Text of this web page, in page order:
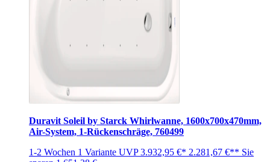
Duravit Soleil by Starck Whirlwanne, 1600x700x470mm,
Air-System, 1-Rückenschräge, 760499
1-2 Wochen 1 Variante UVP3.932,95 €* 2.281,67 €** Sie